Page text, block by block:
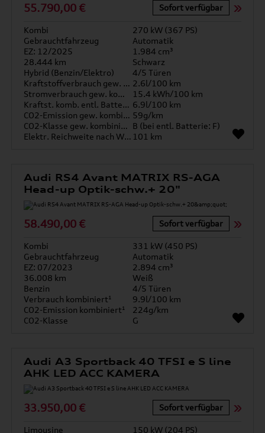
55.790,00 € Sofort verfügbar
Kombi
270 kW (367 PS)
Gebrauchtfahrzeug
Automatik
EZ: 12/2025
1.984 cm³
28.444 km
Schwarz
Hybrid (Benzin/Elektro)
4/5 Türen
Kraftstoffverbrauch gew. kombiniert 2.6l/100 km
Stromverbrauch gew. kombiniert
15.4 kWh/100 km
Kraftst. komb. entl. Batterie 6.9l/100 km
CO2-Emission gew. kombiniert 59g/km
CO2-Klasse gew. kombiniert B (bei entl. Batterie: F)
Elektr. Reichweite nach WLTP* 101 km
Audi RS4 Avant MATRIX RS-AGA
Head-up Optik-schw.+ 20"
58.490,00 € Sofort verfügbar
Kombi
331 kW (450 PS)
Gebrauchtfahrzeug
Automatik
EZ: 07/2023
2.894 cm³
36.008 km
Weiß
Benzin
4/5 Türen
Verbrauch kombiniert¹
9.9l/100 km
CO2-Emission kombiniert¹
224g/km
CO2-Klasse
G
Audi A3 Sportback 40 TFSI e S line
AHK LED ACC KAMERA
33.950,00 € Sofort verfügbar
Limousine 150 kW (204 PS)